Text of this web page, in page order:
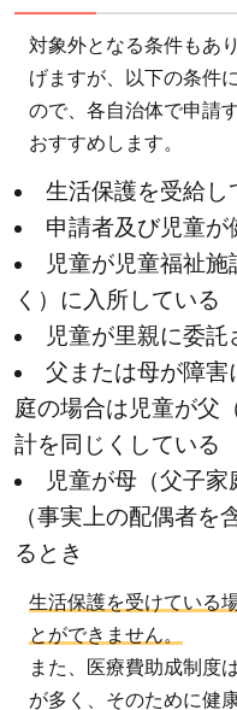
対象外となる条件もあ
げますが、以下の条件
ので、各自治体で申請
おすすめします。
生活保護を受給し
申請者及び児童
児童が児童福祉
く）に入所している
児童が里親に委託
父または母が障害
庭の場合は児童が父
計を同じくしている
児童が母（父子
（事実上の配偶者を
るとき
生活保護を受けている
とができません。
また、医療費助成制度
が多く、そのために健